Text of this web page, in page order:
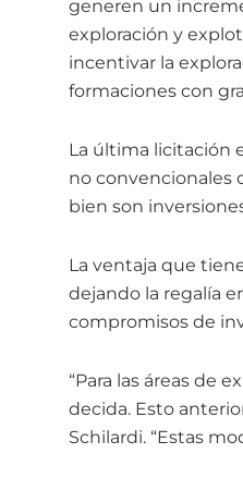
generen un
exploración y
incentivar la
formaciones con
La última licitación
no convencionales
bien son
La ventaja que
dejando la regalía
compromisos de
“Para las áreas de
decida. Esto
Schilardi. “Estas